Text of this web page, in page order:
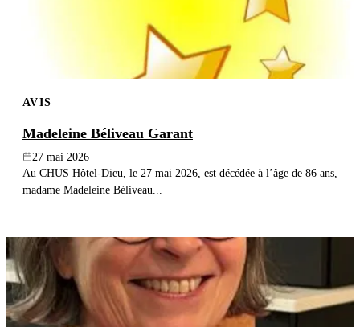
AVIS
Madeleine Béliveau Garant
27 mai 2026
Au CHUS Hôtel-Dieu, le 27 mai 2026, est décédée à l’âge de 86 ans,
madame Madeleine Béliveau...